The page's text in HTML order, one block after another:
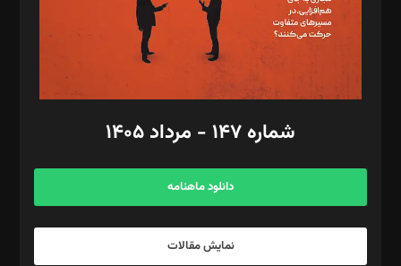
فیلمبرداری و عکاسی: امیر شفیعی، مانی لطفی زاده
گرافیک و صفحه‌آرایی: سید‌سبحان‌علی ثابت
مد‌یر توسعه تجاری: کامبیز برید‌
امور مالی: شاپور رهبری، محمد‌ کاظمی‌نیا
آگهی و مشترکین: ۰۹۱۹۹۹۹۰۴۵۴
شماره ۱۴۷ - مرداد ۱۴۰۵
دانلود ماهنامه
نمایش مقالات